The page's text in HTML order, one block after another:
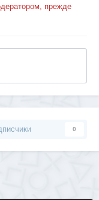
прежде
0